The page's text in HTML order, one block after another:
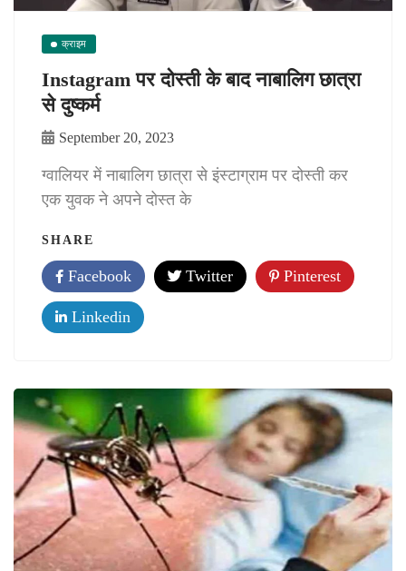
क्राइम
Instagram पर दोस्ती के बाद नाबालिग छात्रा
से दुष्कर्म
September 20, 2023
ग्वालियर में नाबालिग छात्रा से इंस्टाग्राम पर दोस्ती कर
एक युवक ने अपने दोस्त के
SHARE
Facebook Twitter Pinterest
Linkedin